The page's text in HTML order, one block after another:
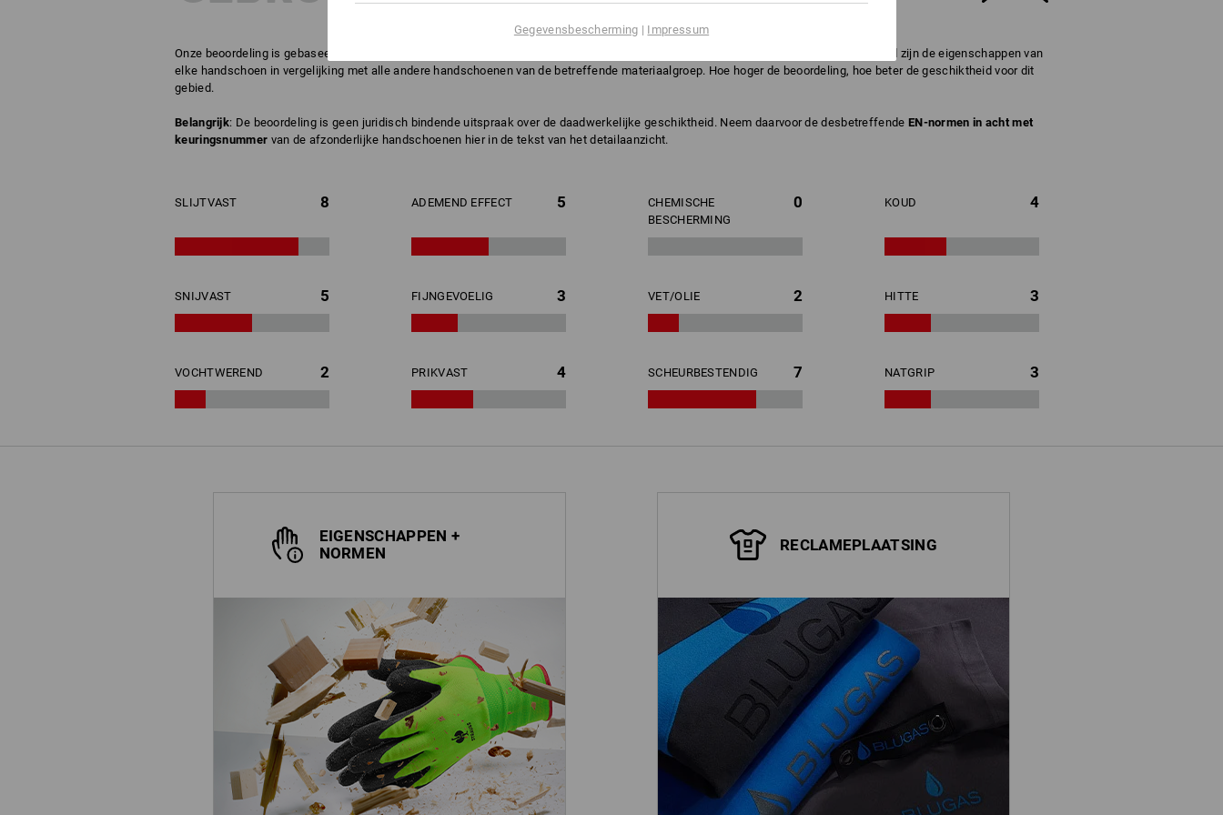
Onze beoordeling is gebaseerd op onze ervaringen in de praktijk. De geldende EN-normen zijn daarbij niet in acht genomen. Beoordeeld zijn de eigenschappen van
elke handschoen in vergelijking met alle andere handschoenen van de betreffende materiaalgroep. Hoe hoger de beoordeling, hoe beter de geschiktheid voor dit
gebied.
Belangrijk: De beoordeling is geen juridisch bindende uitspraak over de daadwerkelijke geschiktheid. Neem daarvoor de desbetreffende EN-normen in acht met
keuringsnummer van de afzonderlijke handschoenen hier in de tekst van het detailaanzicht.
SLIJTVAST 8 ADEMEND EFFECT 5
CHEMISCHE
BESCHERMING
0 KOUD 4
SNIJVAST 5 FIJNGEVOELIG 3 VET/OLIE 2 HITTE 3
VOCHTWEREND 2 PRIKVAST 4 SCHEURBESTENDIG 7 NATGRIP 3
EIGENSCHAPPEN +
NORMEN
RECLAMEPLAATSING
Gegevensbescherming | Impressum